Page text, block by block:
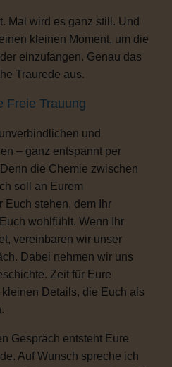
Mal wird es ganz still. Und
kleinen Moment, um die
einzufangen. Genau das
Traurede aus.
Freie Trauung
und
– ganz entspannt per
die Chemie zwischen
soll an Eurem
Euch stehen, dem Ihr
wohlfühlt. Wenn Ihr
vereinbaren wir unser
Dabei nehmen wir uns
Zeit für Eure
Details, die Euch als
Gespräch entsteht Eure
Auf Wunsch spreche ich